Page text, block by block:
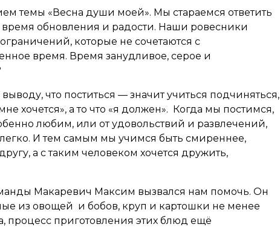
темы «Весна души моей». Мы стараемся ответить
время обновления и радости. Наши ровесники
которые не сочетаются с
время. Время занудливое, серое и
что поститься — значит учиться подчиняться,
хочется», а то что «я должен». Когда мы постимся,
любим, или от удовольствий и развлечений,
И тем самым мы учимся быть смиреннее,
а с таким человеком хочется дружить,
Макаревич Максим вызвался нам помочь. Он
из овощей и бобов, круп и картошки не менее
приготовления этих блюд ещё